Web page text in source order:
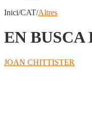
Inici/CAT/Altres
EN BUSCA
JOAN CHITTISTER